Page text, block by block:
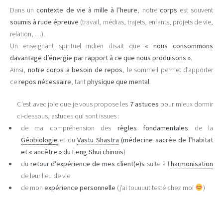
Dans uncontexte de vie à mille à l’heure , notre corps est souvent
soumis à rude épreuve (travail, médias, trajets, enfants, projets de vie,
relation, …).
Un enseignant spirituel indien disait que « nous consommons
davantage d’énergie par rapport à ce que nous produisons ».
Ainsi, notre corps a besoin de repos , le sommeil permet d’apporter
cerepos nécessaire , tantphysique que mental.
C’est avec joie que je vous propose les 7 astuces pour mieux dormir
ci-dessous, astuces qui sont issues :
de ma compréhension des règles fondamentales de la
Géobiologie et duVastu Shastra (médecine sacrée de l’habitat
et « ancêtre » du Feng Shui chinois)
du retour d’expérience de mes client(e)s suite à l’harmonisation
de leur lieu de vie
de mon expérience personnelle (j’ai touuuut testé chez moi )